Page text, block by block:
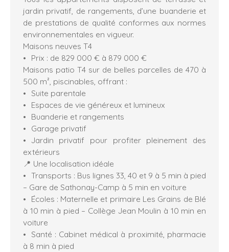
jardin privatif, de rangements, d’une buanderie et
de prestations de qualité conformes aux normes
environnementales en vigueur.
Maisons neuves T4
Prix : de 829 000 € à 879 000 €
Maisons patio T4 sur de belles parcelles de 470 à
500 m², piscinables, offrant :
Suite parentale
Espaces de vie généreux et lumineux
Buanderie et rangements
Garage privatif
Jardin privatif pour profiter pleinement des
extérieurs
📍 Une localisation idéale
Transports : Bus lignes 33, 40 et 9 à 5 min à pied
– Gare de Sathonay-Camp à 5 min en voiture
Écoles : Maternelle et primaire Les Grains de Blé
à 10 min à pied – Collège Jean Moulin à 10 min en
voiture
Santé : Cabinet médical à proximité, pharmacie
à 8 min à pied